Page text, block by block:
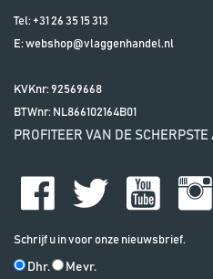
Tel: +31 26 35 15 313
E:webshop@vlaggenhandel.nl
KVKnr: 92569668
BTWnr: NL866102164B01
PROFITEER VAN DE
Schrijf u in voor onze nieuwsbrief.
Dhr. Mevr.